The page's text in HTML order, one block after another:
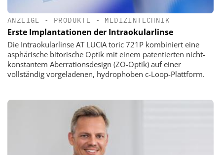
ANZEIGE • PRODUKTE • MEDIZINTECHNIK
Erste Implantationen der Intraokularlinse
Die Intraokularlinse AT LUCIA toric 721P kombiniert eine
asphärische bitorische Optik mit einem patentierten nicht-
konstantem Aberrationsdesign (ZO-Optik) auf einer
vollständig vorgeladenen, hydrophoben c-Loop-Plattform.